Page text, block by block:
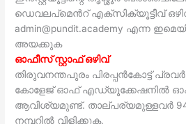
ഡെവലപ്മെൻറ് എക്സിക്യൂട്ടീവ്
admin@pundit.academy എന്ന
അയക്കുക
ഓഫീസ് സ്റ്റാഫ്‌ ഒഴിവ്
തിരുവനന്തപുരം പിരപ്പൻകോട്ട്
കോളേജ് ഓഫ് എഡ്യൂക്കേഷനിൽ
ആവിശ്യമുണ്ട്. താല്പര്യമുള്ളവർ
നമ്പറിൽ വിളിക്കുക.